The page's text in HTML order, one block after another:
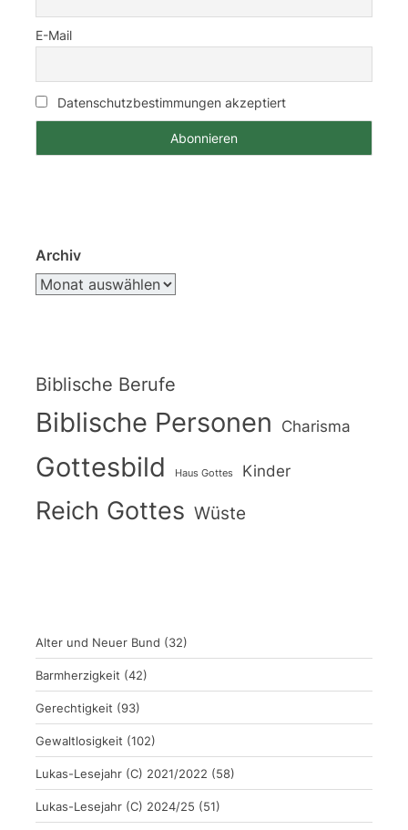
E-Mail
Datenschutzbestimmungen akzeptiert
Archiv
Biblische Berufe
Biblische Personen Charisma
Gottesbild Haus Gottes Kinder
Reich Gottes Wüste
Alter und Neuer Bund (32)
Barmherzigkeit (42)
Gerechtigkeit (93)
Gewaltlosigkeit (102)
Lukas-Lesejahr (C) 2021/2022 (58)
Lukas-Lesejahr (C) 2024/25 (51)